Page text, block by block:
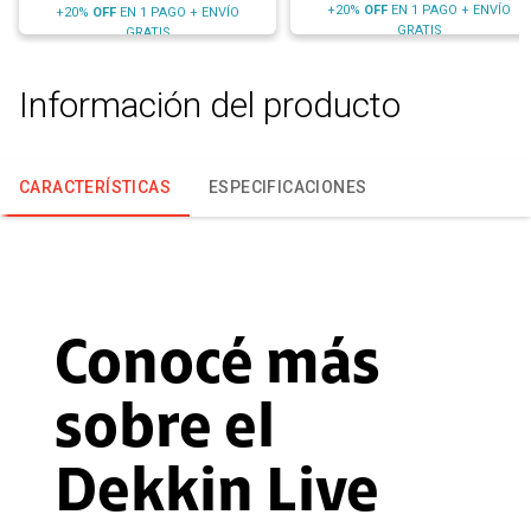
+20% OFF EN 1 PAGO + ENVÍO
GRATIS
+20% OFF EN 1 PAGO + ENVÍO
GRATIS
Información del producto
CARACTERÍSTICAS ESPECIFICACIONES
Conocé más
sobre el
Dekkin Live